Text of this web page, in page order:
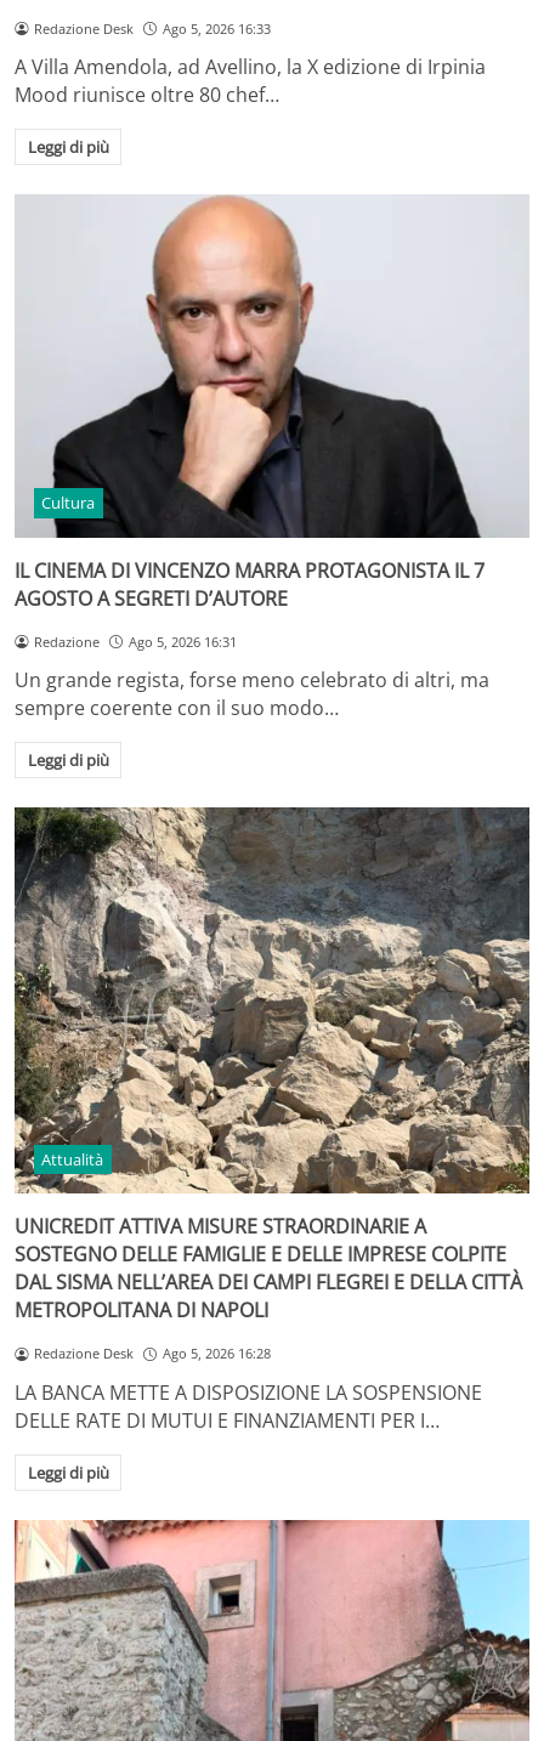
Redazione Desk Ago 5, 2026 16:33
A Villa Amendola, ad Avellino, la X edizione di Irpinia
Mood riunisce oltre 80 chef…
Leggi di più
Cultura
IL CINEMA DI VINCENZO MARRA PROTAGONISTA IL 7
AGOSTO A SEGRETI D’AUTORE
Redazione Ago 5, 2026 16:31
Un grande regista, forse meno celebrato di altri, ma
sempre coerente con il suo modo…
Leggi di più
Attualità
UNICREDIT ATTIVA MISURE STRAORDINARIE A
SOSTEGNO DELLE FAMIGLIE E DELLE IMPRESE COLPITE
DAL SISMA NELL’AREA DEI CAMPI FLEGREI E DELLA CITTÀ
METROPOLITANA DI NAPOLI
Redazione Desk Ago 5, 2026 16:28
LA BANCA METTE A DISPOSIZIONE LA SOSPENSIONE
DELLE RATE DI MUTUI E FINANZIAMENTI PER I…
Leggi di più